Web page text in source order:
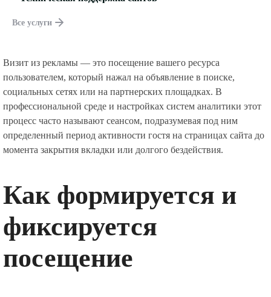
Все услуги
Визит из рекламы — это посещение вашего ресурса
пользователем, который нажал на объявление в поиске,
социальных сетях или на партнерских площадках. В
профессиональной среде и настройках систем аналитики этот
процесс часто называют сеансом, подразумевая под ним
определенный период активности гостя на страницах сайта до
момента закрытия вкладки или долгого бездействия.
Как формируется и
фиксируется
посещение